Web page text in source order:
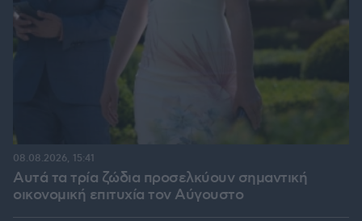
Αυτά τα τρία ζώδια προσελκύουν σημαντική
οικονομική επιτυχία τον Αύγουστο
08.08.2026, 15:41